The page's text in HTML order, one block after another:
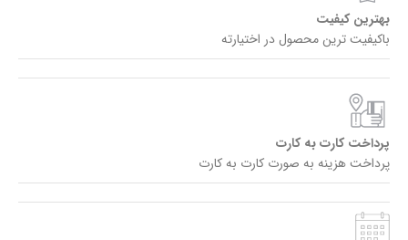
بهترین کیفیت
باکیفیت ترین محصول در اختیارته
پرداخت کارت به کارت
پرداخت هزینه به صورت کارت به کارت